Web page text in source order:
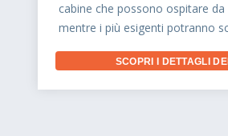
cabine che possono ospitare
mentre i più esigenti potranno
SCOPRI I DETTAGLI